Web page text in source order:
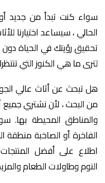
سواء كنت تبدأ من جديد
الحالي ، سيساعد اختيارنا
تحقيق رؤيتك في الحياة دون
لترى ما هي الكنوز التي
هل تبحث عن أثاث عالي
من البحث ، لأن نشتري
والمناطق المحيطة بها.
الفاخرة أو الصاخبة منطقة
اطلاع على أفضل
النوم وطاولات الطعام